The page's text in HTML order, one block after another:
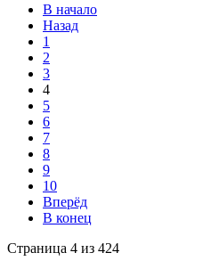
В начало
Назад
1
2
3
4
5
6
7
8
9
10
Вперёд
В конец
Страница 4 из 424